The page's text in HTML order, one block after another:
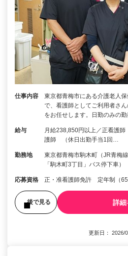
仕事内容
東京都青梅市にある介護老人保
で、看護師としてご利用者さ
をお任せします。日勤のみの
給与
月給238,850円以上／正看護
護師 （休日出勤手当1回…
勤務地
東京都青梅市駒木町（JR青梅
「駒木町3丁目」バス停下車）
応募資格 正・准看護師免許 定年制（65
後で見る 詳細
更新日：